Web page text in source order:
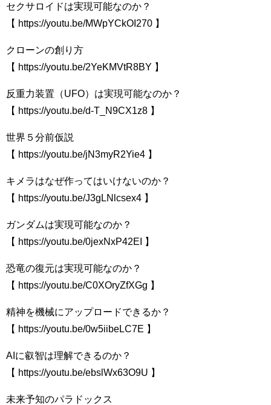
セクサロイドは実現可能なのか？
【 https://youtu.be/MWpYCkOI270 】
クローンの創り方
【 https://youtu.be/2YeKMVtR8BY 】
反重力装置（UFO）は実現可能なのか？
【 https://youtu.be/d-T_N9CX1z8 】
世界５分前仮説
【 https://youtu.be/jN3myR2Yie4 】
キメラはなぜ作ってはいけないのか？
【 https://youtu.be/J3gLNlcsex4 】
ガンダムは実現可能なのか？
【 https://youtu.be/0jexNxP42EI 】
恐竜の復元は実現可能なのか？
【 https://youtu.be/C0XOryZfXGg 】
精神を機械にアップロードできるか？
【 https://youtu.be/0w5iibeLC7E 】
AIに叡智は理解できるのか？
【 https://youtu.be/ebslWx63O9U 】
未来予知のパラドックス